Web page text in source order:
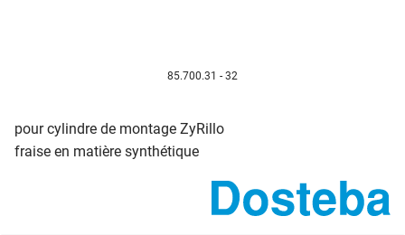
85.700.31 - 32
pour cylindre de montage ZyRillo
fraise en matière synthétique